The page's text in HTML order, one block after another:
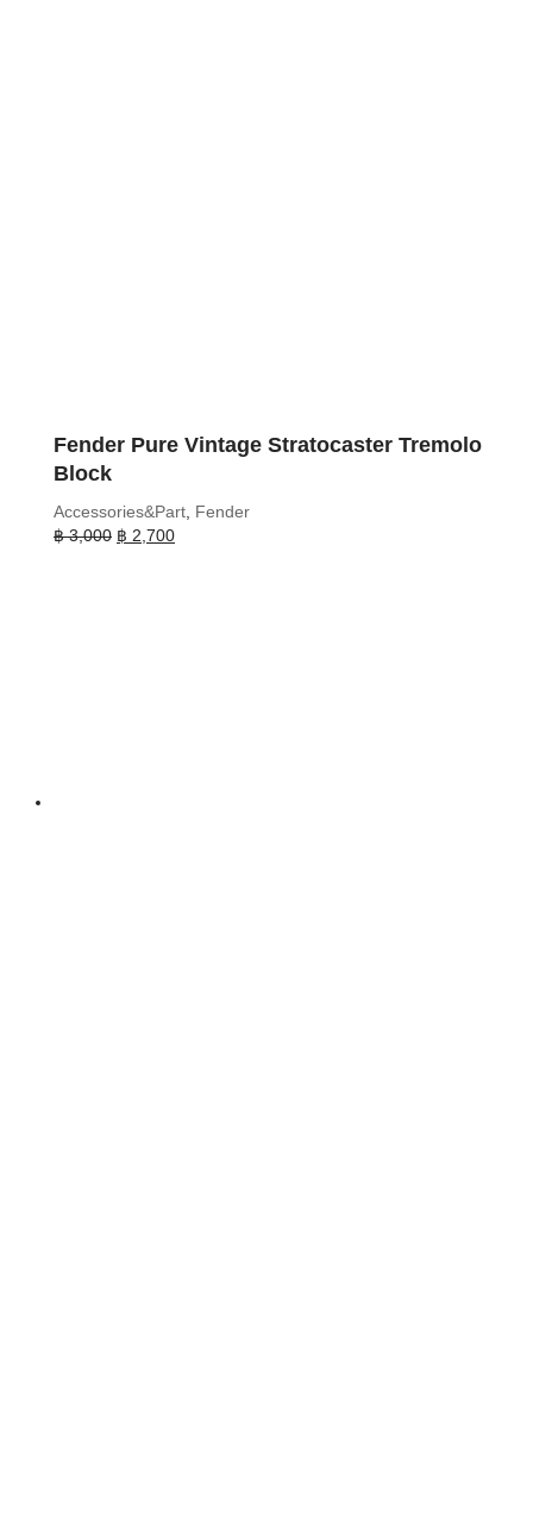
Fender Pure Vintage Stratocaster Tremolo
Block
Accessories&Part Fender
฿3,000 Original
฿ 2,700Current